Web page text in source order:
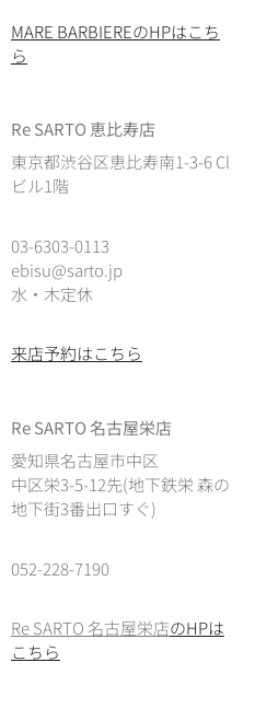
MARE BARBIEREのHPはこち
ら
Re SARTO 恵比寿店
東京都渋谷区恵比寿南1-3-6 Cl
ビル1階
03-6303-0113
ebisu@sarto.jp
水・木定休
来店予約はこちら
Re SARTO 名古屋栄店
愛知県名古屋市中区
中区栄3-5-12先(地下鉄栄 森の
地下街3番出口すぐ)
052-228-7190
Re SARTO 名古屋栄店のHPは
こちら